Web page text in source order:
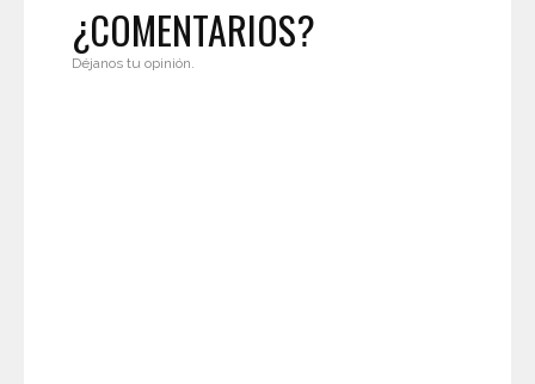
¿COMENTARIOS?
Déjanos tu opinión.